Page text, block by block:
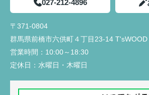
027-212-4896
〒371-0804
群馬県前橋市六供町４丁目23‐14
営業時間： 10:00～18:30
定休日： 水曜日・木曜日